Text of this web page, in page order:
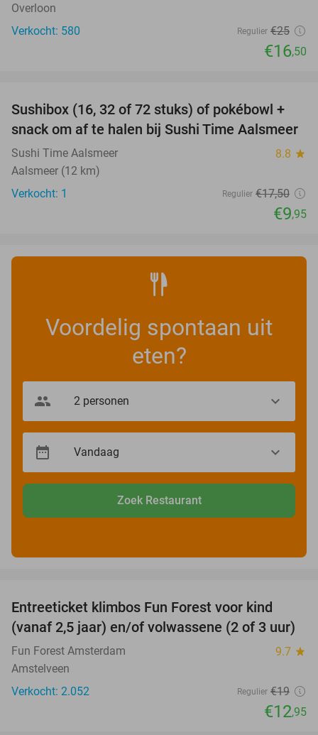
Overloon
Verkocht: 580
Regulier €25
€16,50
43%
TODAY
Sushibox (16, 32 of 72 stuks) of pokébowl +
snack om af te halen bij Sushi Time Aalsmeer
Sushi Time Aalsmeer 8.8 star
Aalsmeer (12 km)
Verkocht: 1
Regulier €17,50
€9,95
Voordelig spontaan uit
eten?
Zoek Restaurant
Entreeticket klimbos Fun Forest voor kind
(vanaf 2,5 jaar) en/of volwassene (2 of 3 uur)
Fun Forest Amsterdam 9.7 star
Amstelveen
Verkocht: 2.052
Regulier €19
€12,95